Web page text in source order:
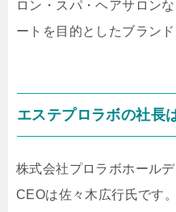
ロン・スパ・ヘアサロン
ートを目的としたブランド
エステプロラボの社長
株式会社プロラボホール
CEOは佐々木広行氏です